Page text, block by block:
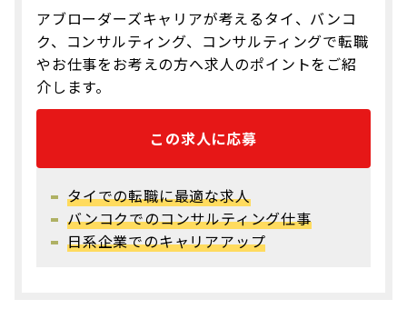
アブローダーズキャリアが考えるタイ、バンコ
ク、コンサルティング、コンサルティングで転職
やお仕事をお考えの方へ求人のポイントをご紹
介します。
この求人に応募
タイでの転職に最適な求人
バンコクでのコンサルティング仕事
日系企業でのキャリアアップ